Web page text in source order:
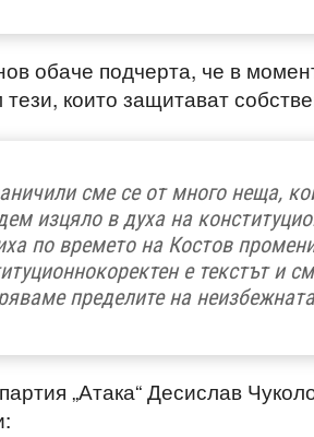
обаче подчерта, че в
които защитават
сме се от много неща,
изцяло в духа на
по времето на Костов
е текстът и
пределите на
„Атака“ Десислав